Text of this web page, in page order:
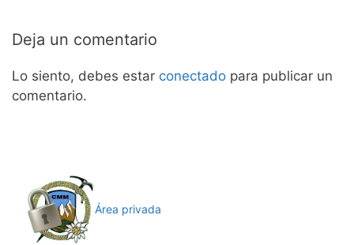
Deja un comentario
Lo siento, debes estar conectado para publicar un
comentario.
Área privada